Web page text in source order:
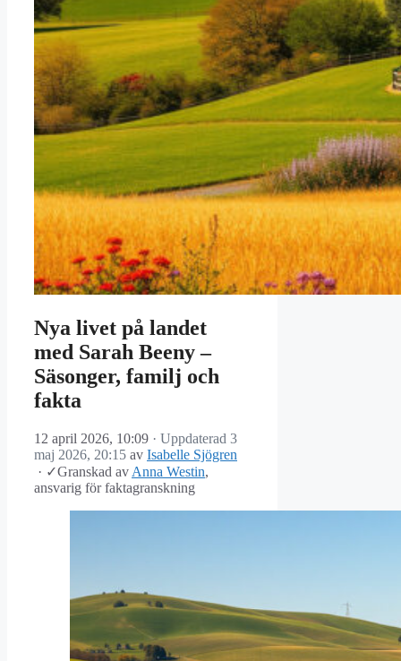
Nya livet på landet
med Sarah Beeny –
Säsonger, familj och
fakta
12 april 2026, 10:09 · Uppdaterad 3
maj 2026, 20:15 av Isabelle Sjögren
· ✓Granskad av Anna Westin,
ansvarig för faktagranskning